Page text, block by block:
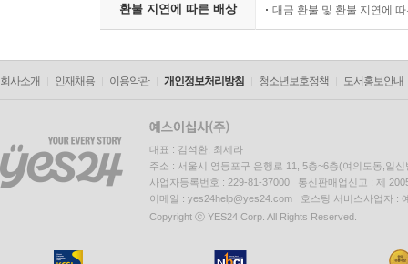
환불 지연에 따른 배상 대금 환불 및 환불 지연에
회사소개 인재채용 이용약관 개인정보처리방침 청소년보호정책 도서홍보안내
대표 : 김석환, 최세라
주소 : 서울시 영등포구 은행로 11, 5층~6층(여의도동,일신
사업자등록번호 : 229-81-37000 통신판매업신고 : 제
이메일 : yes24help@yes24.com 호스팅 서비스사업자 :
Copyright ⓒ YES24 Corp. All Rights Reserved.